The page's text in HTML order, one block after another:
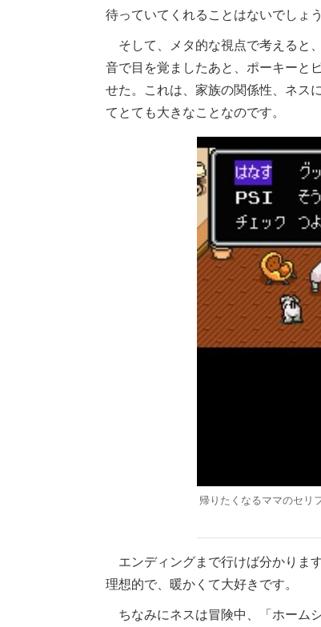
待っていてくれることはないでしょう
そして、メタ的な視点で考えると
音で目を覚ましたあと、ポーキーと
せた。これは、家族の関係性、ネス
てとても大きなことなのです。
帰りたくなるママのセリ
エンディングまで行けば分かりま
理想的で、暖かくて大好きです。
ちなみにネスは冒険中、「ホーム